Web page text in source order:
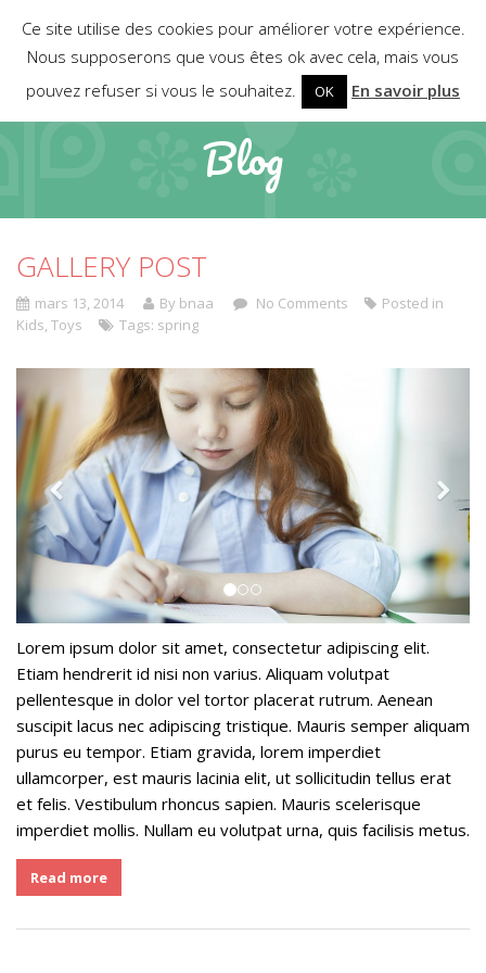
Blog
GALLERY POST
mars 13, 2014 By bnaa No Comments
Posted in
Kids, Toys Tags: spring
Lorem ipsum dolor sit amet, consectetur adipiscing elit.
Etiam hendrerit id nisi non varius. Aliquam volutpat
pellentesque in dolor vel tortor placerat rutrum. Aenean
suscipit lacus nec adipiscing tristique. Mauris semper aliquam
purus eu tempor. Etiam gravida, lorem imperdiet
ullamcorper, est mauris lacinia elit, ut sollicitudin tellus erat
et felis. Vestibulum rhoncus sapien. Mauris scelerisque
imperdiet mollis. Nullam eu volutpat urna, quis facilisis metus.
Read more
Ce site utilise des cookies pour améliorer votre expérience.
Nous supposerons que vous êtes ok avec cela, mais vous
pouvez refuser si vous le souhaitez.
OK En savoir plus